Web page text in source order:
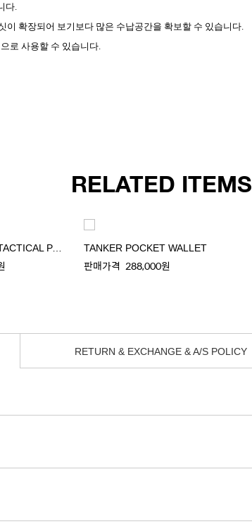
다.
확장되어 보기보다 많은 수납공간을 확보할 수 있습니다.
로 사용할 수 있습니다.
RELATED ITEMS
TANKER COYOTE TACTICAL PACK TANKER POCKET WALLET
판매가격 288,000원
RETURN & EXCHANGE & A/S POLICY